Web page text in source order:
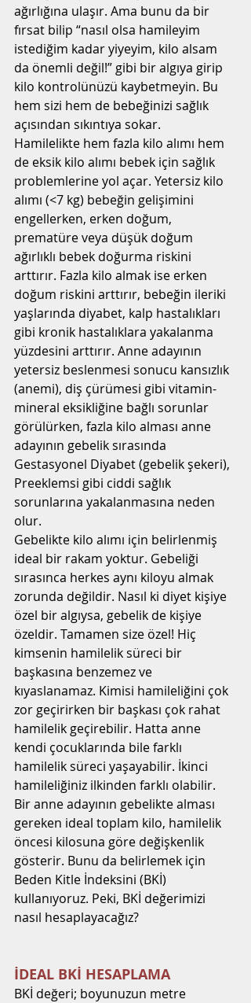
ağırlığına ulaşır. Ama bunu da bir
fırsat bilip “nasıl olsa hamileyim
istediğim kadar yiyeyim, kilo alsam
da önemli değil!” gibi bir algıya girip
kilo kontrolünüzü kaybetmeyin. Bu
hem sizi hem de bebeğinizi sağlık
açısından sıkıntıya sokar.
Hamilelikte hem fazla kilo alımı hem
de eksik kilo alımı bebek için sağlık
problemlerine yol açar. Yetersiz kilo
alımı (<7 kg) bebeğin gelişimini
engellerken, erken doğum,
prematüre veya düşük doğum
ağırlıklı bebek doğurma riskini
arttırır. Fazla kilo almak ise erken
doğum riskini arttırır, bebeğin ileriki
yaşlarında diyabet, kalp hastalıkları
gibi kronik hastalıklara yakalanma
yüzdesini arttırır. Anne adayının
yetersiz beslenmesi sonucu kansızlık
(anemi), diş çürümesi gibi vitamin-
mineral eksikliğine bağlı sorunlar
görülürken, fazla kilo alması anne
adayının gebelik sırasında
Gestasyonel Diyabet (gebelik şekeri),
Preeklemsi gibi ciddi sağlık
sorunlarına yakalanmasına neden
olur.
Gebelikte kilo alımı için belirlenmiş
ideal bir rakam yoktur. Gebeliği
sırasınca herkes aynı kiloyu almak
zorunda değildir. Nasıl ki diyet kişiye
özel bir algıysa, gebelik de kişiye
özeldir. Tamamen size özel! Hiç
kimsenin hamilelik süreci bir
başkasına benzemez ve
kıyaslanamaz. Kimisi hamileliğini çok
zor geçirirken bir başkası çok rahat
hamilelik geçirebilir. Hatta anne
kendi çocuklarında bile farklı
hamilelik süreci yaşayabilir. İkinci
hamileliğiniz ilkinden farklı olabilir.
Bir anne adayının gebelikte alması
gereken ideal toplam kilo, hamilelik
öncesi kilosuna göre değişkenlik
gösterir. Bunu da belirlemek için
Beden Kitle İndeksini (BKİ)
kullanıyoruz. Peki, BKİ değerimizi
nasıl hesaplayacağız?
İDEAL BKİ HESAPLAMA
BKİ değeri; boyunuzun metre